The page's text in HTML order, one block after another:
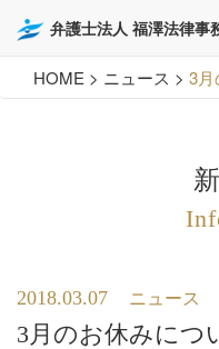
弁護士法人 福澤法律事
HOME > ニュース > 3月
2018.03.07 ニュース
3月のお休みにつ